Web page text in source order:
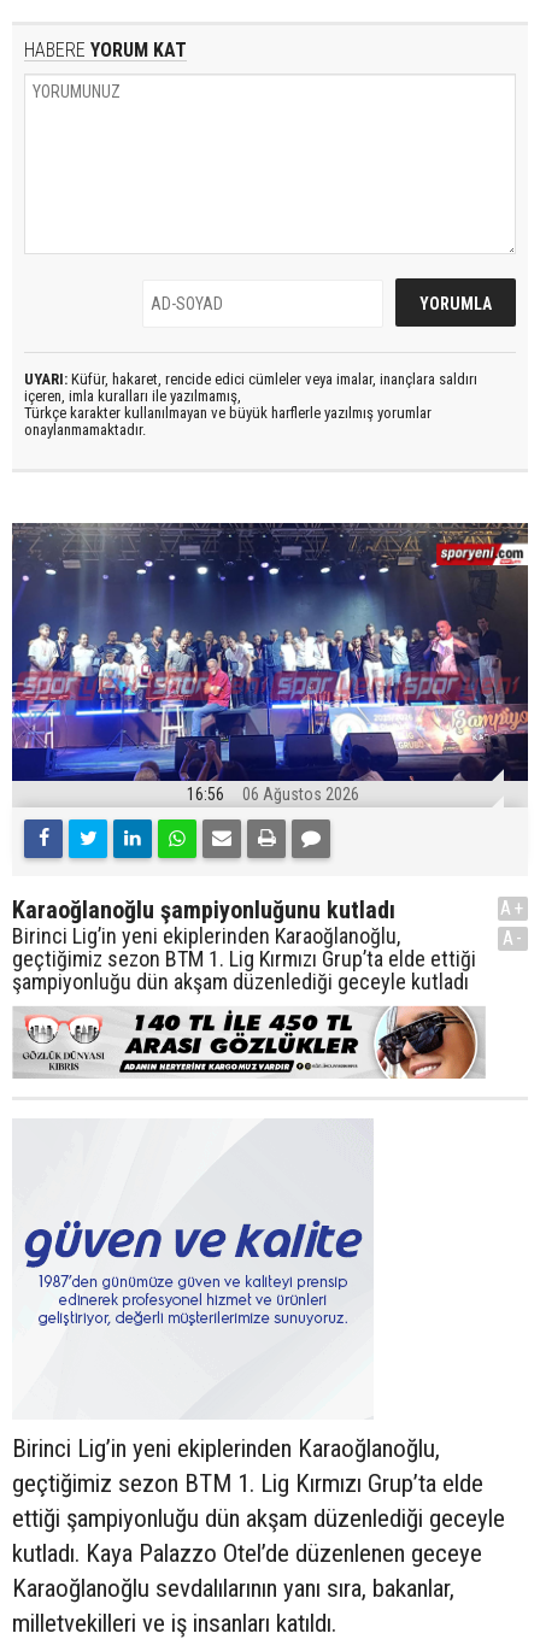
HABERE YORUM KAT
UYARI: Küfür, hakaret, rencide edici cümleler veya imalar, inançlara saldırı
içeren, imla kuralları ile yazılmamış,
Türkçe karakter kullanılmayan ve büyük harflerle yazılmış yorumlar
onaylanmamaktadır.
16:56 06 Ağustos 2026
Karaoğlanoğlu şampiyonluğunu kutladı
Birinci Lig’in yeni ekiplerinden Karaoğlanoğlu,
geçtiğimiz sezon BTM 1. Lig Kırmızı Grup’ta elde ettiği
şampiyonluğu dün akşam düzenlediği geceyle kutladı
A+
A-
Birinci Lig’in yeni ekiplerinden Karaoğlanoğlu,
geçtiğimiz sezon BTM 1. Lig Kırmızı Grup’ta elde
ettiği şampiyonluğu dün akşam düzenlediği geceyle
kutladı. Kaya Palazzo Otel’de düzenlenen geceye
Karaoğlanoğlu sevdalılarının yanı sıra, bakanlar,
milletvekilleri ve iş insanları katıldı.